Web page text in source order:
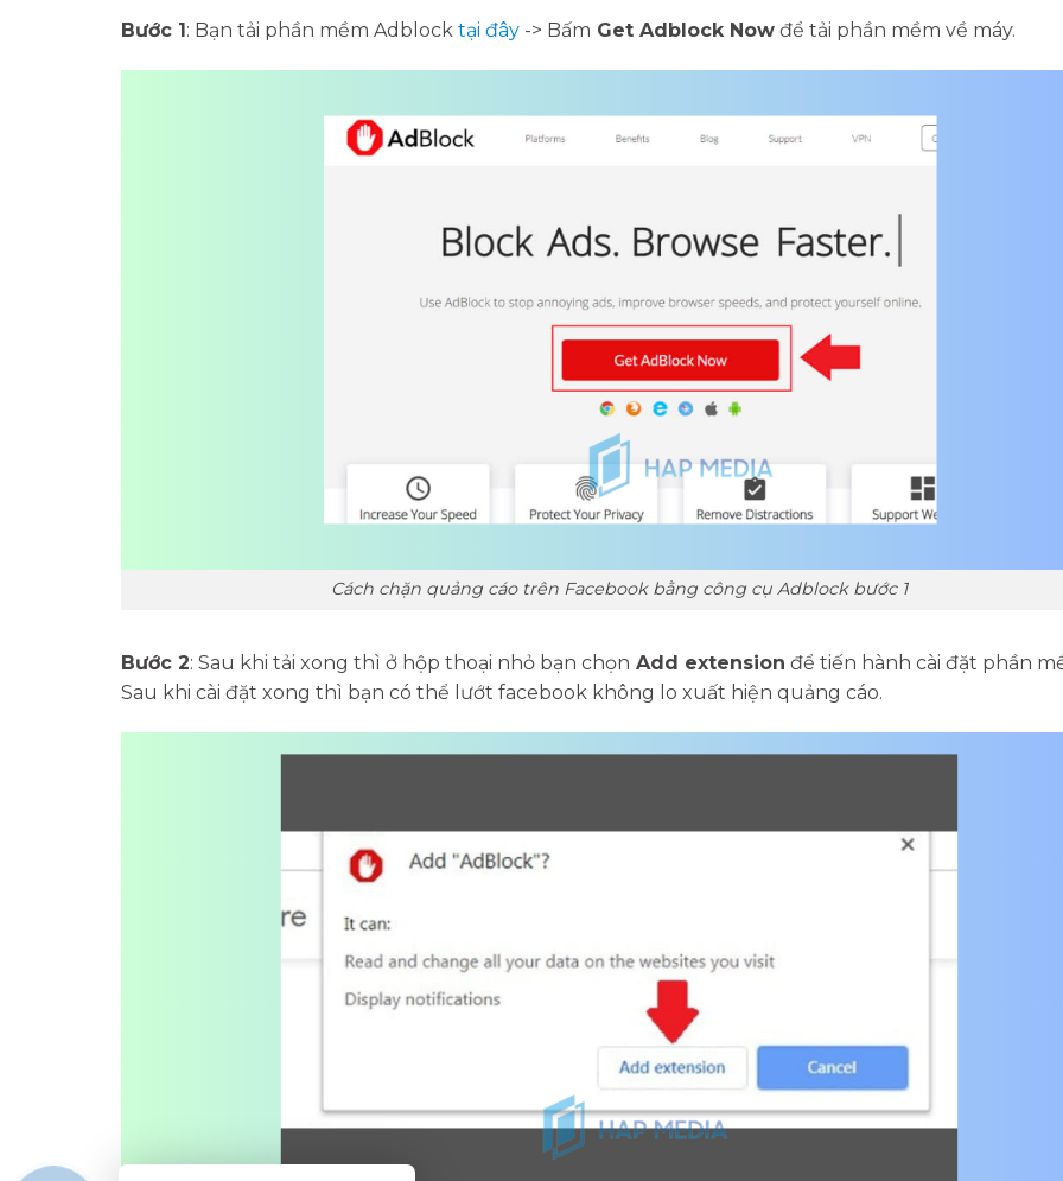
Bước 1: Bạn tải phần mềm Adblock tại đây -> Bấm Get Adblock Now để tải phần mềm về máy.
Cách chặn quảng cáo trên Facebook bằng công cụ Adblock bước 1
Bước 2: Sau khi tải xong thì ở hộp thoại nhỏ bạn chọn Add extension để tiến hành cài đặt phần
Sau khi cài đặt xong thì bạn có thể lướt facebook không lo xuất hiện quảng cáo.